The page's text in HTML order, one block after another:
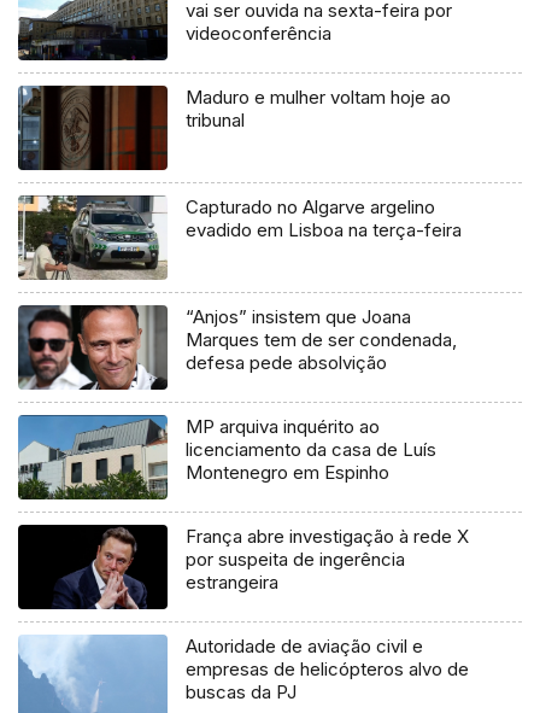
vai ser ouvida na sexta-feira por
videoconferência
Maduro e mulher voltam hoje ao
tribunal
Capturado no Algarve argelino
evadido em Lisboa na terça-feira
“Anjos” insistem que Joana
Marques tem de ser condenada,
defesa pede absolvição
MP arquiva inquérito ao
licenciamento da casa de Luís
Montenegro em Espinho
França abre investigação à rede X
por suspeita de ingerência
estrangeira
Autoridade de aviação civil e
empresas de helicópteros alvo de
buscas da PJ